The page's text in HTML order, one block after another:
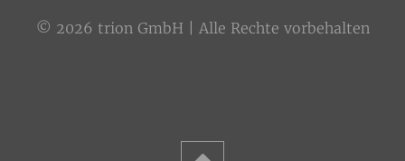
© 2026 trion GmbH | Alle Rechte vorbehalten